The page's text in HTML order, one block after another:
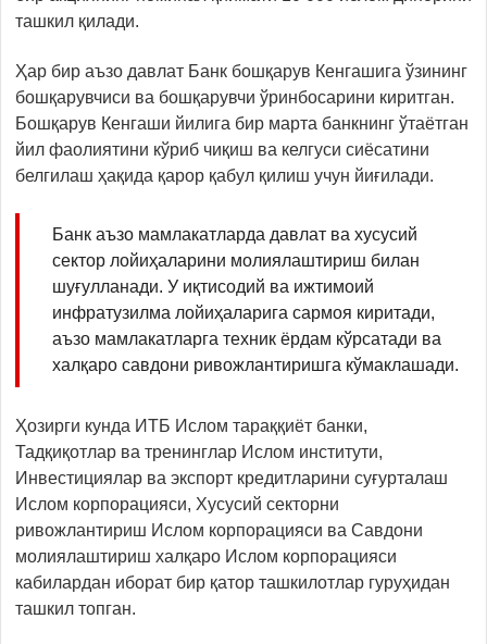
ташкил қилади.
Ҳар бир аъзо давлат Банк бошқарув Кенгашига ўзининг
бошқарувчиси ва бошқарувчи ўринбосарини киритган.
Бошқарув Кенгаши йилига бир марта банкнинг ўтаётган
йил фаолиятини кўриб чиқиш ва келгуси сиёсатини
белгилаш ҳақида қарор қабул қилиш учун йиғилади.
Банк аъзо мамлакатларда давлат ва хусусий
сектор лойиҳаларини молиялаштириш билан
шуғулланади. У иқтисодий ва ижтимоий
инфратузилма лойиҳаларига сармоя киритади,
аъзо мамлакатларга техник ёрдам кўрсатади ва
халқаро савдони ривожлантиришга кўмаклашади.
Ҳозирги кунда ИТБ Ислом тараққиёт банки,
Тадқиқотлар ва тренинглар Ислом институти,
Инвестициялар ва экспорт кредитларини суғурталаш
Ислом корпорацияси, Хусусий секторни
ривожлантириш Ислом корпорацияси ва Савдони
молиялаштириш халқаро Ислом корпорацияси
кабилардан иборат бир қатор ташкилотлар гуруҳидан
ташкил топган.